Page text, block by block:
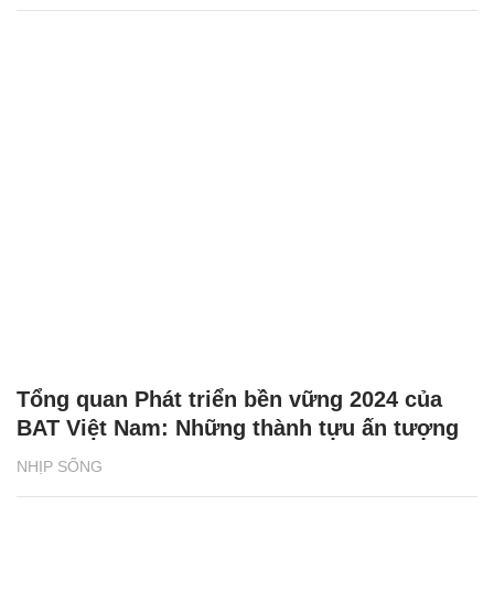
NHỊP SỐNG
Tổng quan Phát triển bền vững 2024 của
BAT Việt Nam: Những thành tựu ấn tượng